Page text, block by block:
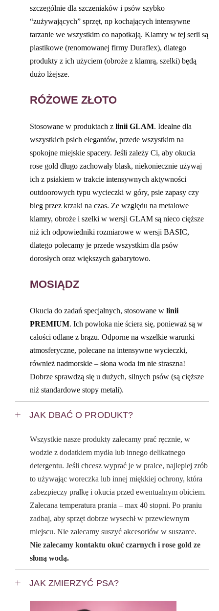
szczególnie dla szczeniaków i psów szybko
“zużywających” sprzęt, np kochających intensywne
tarzanie we wszystkim co napotkają. Klamry w tej serii są
plastikowe (renomowanej firmy Duraflex), dlatego
produkty z ich użyciem (obroże z klamrą, szelki) będą
dużo lżejsze.
RÓŻOWE ZŁOTO
Stosowane w produktach zlinii GLAM. Idealne dla
wszystkich psich elegantów, przede wszystkim na
spokojne miejskie spacery. Jeśli zależy Ci, aby okucia
rose gold długo zachowały blask, niekoniecznie używaj
ich z psiakiem w trakcie intensywnych aktywności
outdoorowych typu wycieczki w góry, psie zapasy czy
bieg przez krzaki na czas. Ze względu na metalowe
klamry, obroże i szelki w wersji GLAM są nieco cięższe
niż ich odpowiedniki rozmiarowe w wersji BASIC,
dlatego polecamy je przede wszystkim dla psów
dorosłych oraz większych gabarytowo.
MOSIĄDZ
Okucia do zadań specjalnych, stosowane w linii
PREMIUM. Ich powłoka nie ściera się, ponieważ są w
całości odlane z brązu. Odporne na wszelkie warunki
atmosferyczne, polecane na intensywne wycieczki,
również nadmorskie – słona woda im nie straszna!
Dobrze sprawdzą się u dużych, silnych psów (są cięższe
niż standardowe stopy metali).
JAK DBAĆ O PRODUKT?
Wszystkie nasze produkty zalecamy prać ręcznie, w
wodzie z dodatkiem mydła lub innego delikatnego
detergentu. Jeśli chcesz wyprać je w pralce, najlepiej zrób
to używając woreczka lub innej miękkiej ochrony, która
zabezpieczy pralkę i okucia przed ewentualnym obiciem.
Zalecana temperatura prania – max 40 stopni. Po praniu
zadbaj, aby sprzęt dobrze wysechł w przewiewnym
miejscu. Nie zalecamy suszyć akcesoriów w suszarce.
Nie zalecamy kontaktu okuć czarnych i rose gold ze
słoną wodą.
JAK ZMIERZYĆ PSA?